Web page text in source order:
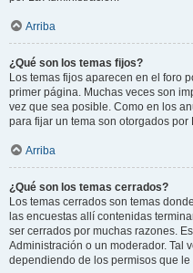
Arriba
¿Qué son los temas fijos?
Los temas fijos aparecen en el foro
primer página. Muchas veces son
vez que sea posible. Como en los
para fijar un tema son otorgados por
Arriba
¿Qué son los temas cerrados?
Los temas cerrados son temas
las encuestas allí contenidas
ser cerrados por muchas razones.
Administración o un moderador. Tal
dependiendo de los permisos que